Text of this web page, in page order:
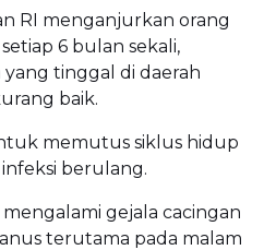
RI menganjurkan orang
6 bulan sekali,
tinggal di daerah
baik.
memutus siklus hidup
berulang.
gejala cacingan
terutama pada malam